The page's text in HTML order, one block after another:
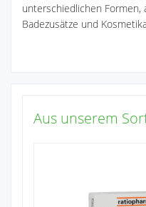
unterschiedlichen Formen,
Badezusätze und
Aus unserem